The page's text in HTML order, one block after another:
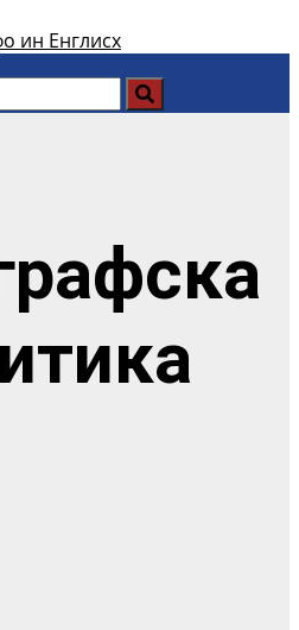
ин Енглисх